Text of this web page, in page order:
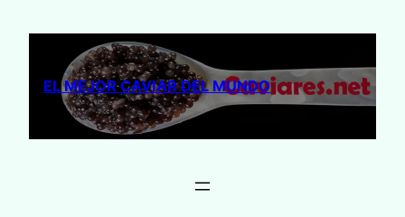
contenido
EL MEJOR CAVIAR DEL MUNDO